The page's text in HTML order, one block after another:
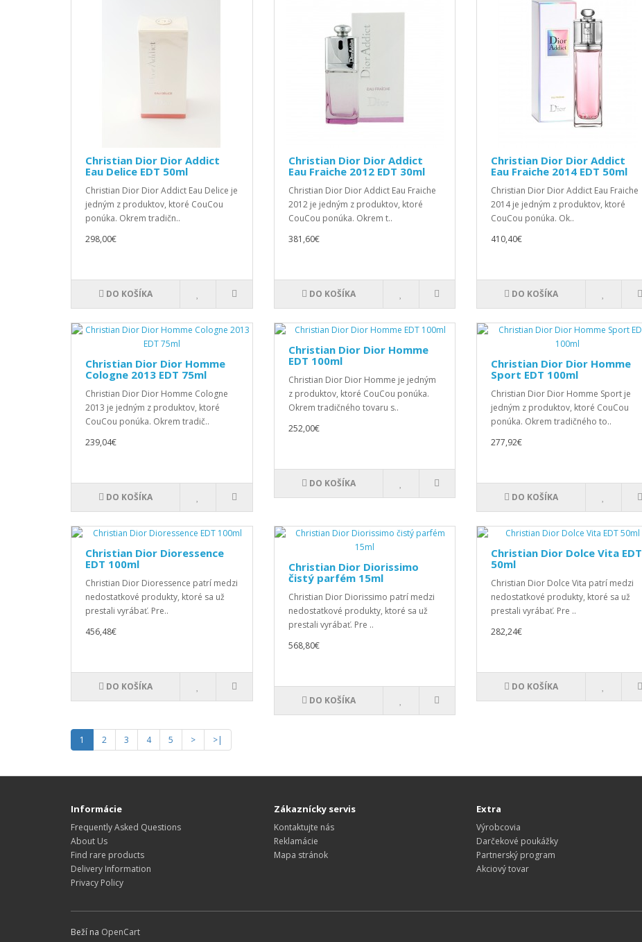
Christian Dior Dior Addict
Eau Delice EDT 50ml
Christian Dior Dior Addict Eau Delice je
jedným z produktov, ktoré CouCou
ponúka. Okrem tradičn..
298,00€
DO KOŠÍKA
Christian Dior Dior Addict
Eau Fraiche 2012 EDT 30ml
Christian Dior Dior Addict Eau Fraiche
2012 je jedným z produktov, ktoré
CouCou ponúka. Okrem t..
381,60€
DO KOŠÍKA
Christian Dior Dior Addict
Eau Fraiche 2014 EDT 50ml
Christian Dior Dior Addict Eau Fraiche
2014 je jedným z produktov, ktoré
CouCou ponúka. Ok..
410,40€
DO KOŠÍKA
Christian Dior Dior Homme
Cologne 2013 EDT 75ml
Christian Dior Dior Homme Cologne
2013 je jedným z produktov, ktoré
CouCou ponúka. Okrem tradič..
239,04€
DO KOŠÍKA
Christian Dior Dior Homme
EDT 100ml
Christian Dior Dior Homme je jedným
z produktov, ktoré CouCou ponúka.
Okrem tradičného tovaru s..
252,00€
DO KOŠÍKA
Christian Dior Dior Homme
Sport EDT 100ml
Christian Dior Dior Homme Sport je
jedným z produktov, ktoré CouCou
ponúka. Okrem tradičného to..
277,92€
DO KOŠÍKA
Christian Dior Dioressence
EDT 100ml
Christian Dior Dioressence patrí medzi
nedostatkové produkty, ktoré sa už
prestali vyrábať. Pre..
456,48€
DO KOŠÍKA
Christian Dior Diorissimo
čistý parfém 15ml
Christian Dior Diorissimo patrí medzi
nedostatkové produkty, ktoré sa už
prestali vyrábať. Pre ..
568,80€
DO KOŠÍKA
Christian Dior Dolce Vita EDT
50ml
Christian Dior Dolce Vita patrí medzi
nedostatkové produkty, ktoré sa už
prestali vyrábať. Pre ..
282,24€
DO KOŠÍKA
1 2 3 4 5 > >|
Informácie
Frequently Asked Questions
About Us
Find rare products
Delivery Information
Privacy Policy
Zákaznícky servis
Kontaktujte nás
Reklamácie
Mapa stránok
Extra
Výrobcovia
Darčekové poukážky
Partnerský program
Akciový tovar
Beží na OpenCart